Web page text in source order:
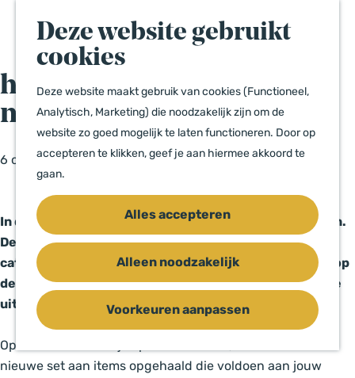
Deze website gebruikt
cookies
Deze website maakt gebruik van cookies (Functioneel,
Analytisch, Marketing) die noodzakelijk zijn om de
website zo goed mogelijk te laten functioneren. Door op
accepteren te klikken, geef je aan hiermee akkoord te
gaan.
Alles accepteren
Alleen noodzakelijk
Voorkeuren aanpassen
a
r
d
h
e
p
g
k n
handleiding voor base
match categories
6 oktober 2025 | | |
In de website zijn er verschillende filtermogelijkheden.
Deze filtermogelijkheden kunnen werken op basis van
categorieën of thema’s. Dit kun je (bijvoorbeeld) zien op
de interactieve kaart of op overzichtspagina’s zoals de
uitagenda.
Op het moment dat je op een filter klikt, wordt er een
nieuwe set aan items opgehaald die voldoen aan jouw